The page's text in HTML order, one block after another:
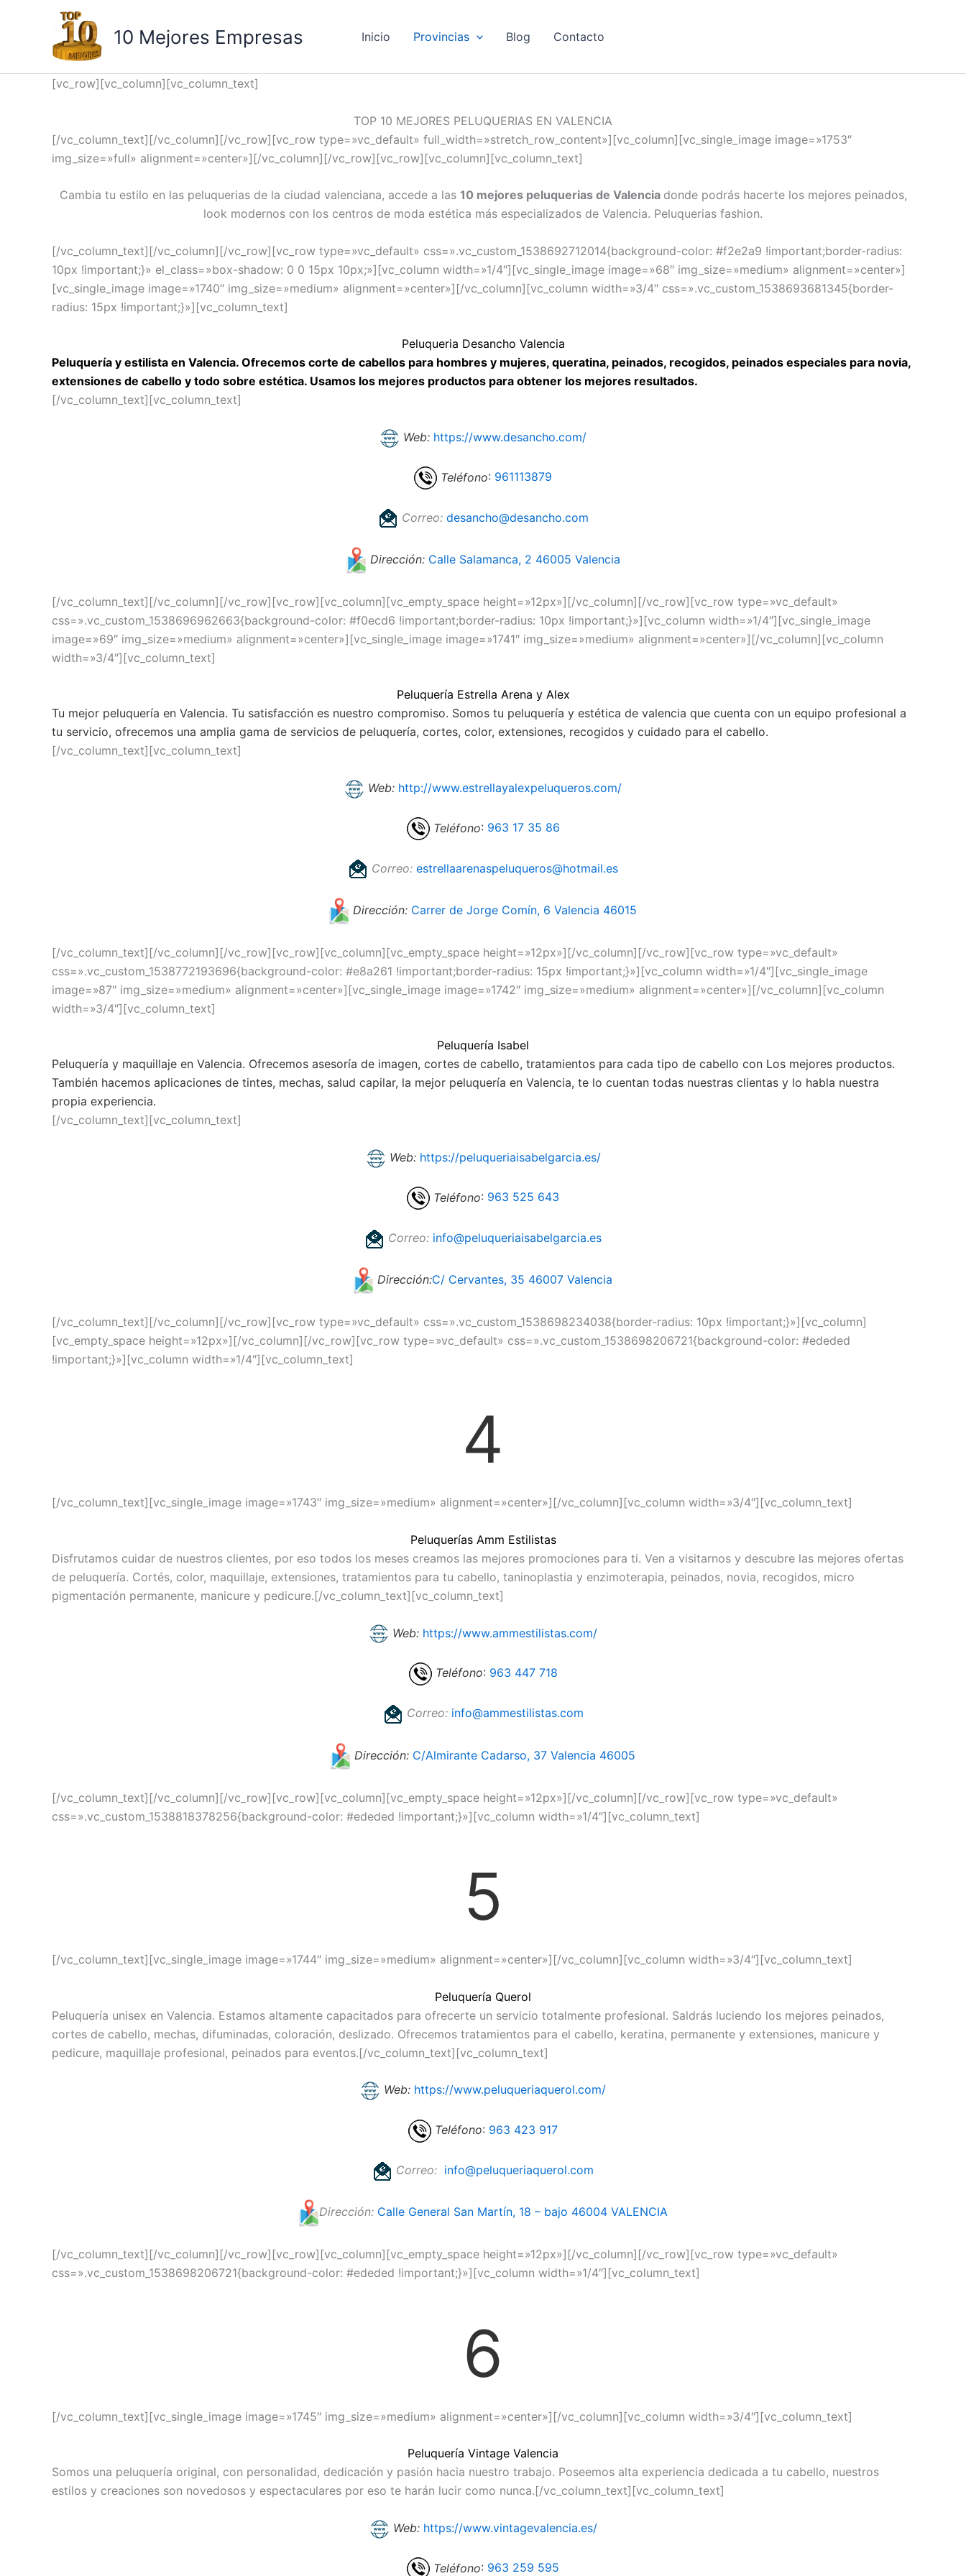
contenido
10 Mejores Empresas Inicio Provincias Blog Contacto
[vc_row][vc_column][vc_column_text]
TOP 10 MEJORES PELUQUERIAS EN VALENCIA
[/vc_column_text][/vc_column][/vc_row][vc_row type=»vc_default» full_width=»stretch_row_content»][vc_column][vc_single_image image=»1753″
img_size=»full» alignment=»center»][/vc_column][/vc_row][vc_row][vc_column][vc_column_text]
Cambia tu estilo en las peluquerias de la ciudad valenciana, accede a las 10 mejores peluquerias de Valencia donde podrás hacerte los mejores peinados,
look modernos con los centros de moda estética más especializados de Valencia. Peluquerias fashion.
[/vc_column_text][/vc_column][/vc_row][vc_row type=»vc_default» css=».vc_custom_1538692712014{background-color: #f2e2a9 !important;border-radius:
10px !important;}» el_class=»box-shadow: 0 0 15px 10px;»][vc_column width=»1/4″][vc_single_image image=»68″ img_size=»medium» alignment=»center»]
[vc_single_image image=»1740″ img_size=»medium» alignment=»center»][/vc_column][vc_column width=»3/4″ css=».vc_custom_1538693681345{border-
radius: 15px !important;}»][vc_column_text]
Peluqueria Desancho Valencia
Peluquería y estilista en Valencia. Ofrecemos corte de cabellos para hombres y mujeres, queratina, peinados, recogidos, peinados especiales para novia,
extensiones de cabello y todo sobre estética. Usamos los mejores productos para obtener los mejores resultados.
[/vc_column_text][vc_column_text]
Web: https://www.desancho.com/
Teléfono: 961113879
Correo: desancho@desancho.com
Dirección: Calle Salamanca, 2 46005 Valencia
[/vc_column_text][/vc_column][/vc_row][vc_row][vc_column][vc_empty_space height=»12px»][/vc_column][/vc_row][vc_row type=»vc_default»
css=».vc_custom_1538696962663{background-color: #f0ecd6 !important;border-radius: 10px !important;}»][vc_column width=»1/4″][vc_single_image
image=»69″ img_size=»medium» alignment=»center»][vc_single_image image=»1741″ img_size=»medium» alignment=»center»][/vc_column][vc_column
width=»3/4″][vc_column_text]
Peluquería Estrella Arena y Alex
Tu mejor peluquería en Valencia. Tu satisfacción es nuestro compromiso. Somos tu peluquería y estética de valencia que cuenta con un equipo profesional a
tu servicio, ofrecemos una amplia gama de servicios de peluquería, cortes, color, extensiones, recogidos y cuidado para el cabello.
[/vc_column_text][vc_column_text]
Web: http://www.estrellayalexpeluqueros.com/
Teléfono: 963 17 35 86
Correo: estrellaarenaspeluqueros@hotmail.es
Dirección: Carrer de Jorge Comín, 6 Valencia 46015
[/vc_column_text][/vc_column][/vc_row][vc_row][vc_column][vc_empty_space height=»12px»][/vc_column][/vc_row][vc_row type=»vc_default»
css=».vc_custom_1538772193696{background-color: #e8a261 !important;border-radius: 15px !important;}»][vc_column width=»1/4″][vc_single_image
image=»87″ img_size=»medium» alignment=»center»][vc_single_image image=»1742″ img_size=»medium» alignment=»center»][/vc_column][vc_column
width=»3/4″][vc_column_text]
Peluquería Isabel
Peluquería y maquillaje en Valencia. Ofrecemos asesoría de imagen, cortes de cabello, tratamientos para cada tipo de cabello con Los mejores productos.
También hacemos aplicaciones de tintes, mechas, salud capilar, la mejor peluquería en Valencia, te lo cuentan todas nuestras clientas y lo habla nuestra
propia experiencia.
[/vc_column_text][vc_column_text]
Web: https://peluqueriaisabelgarcia.es/
Teléfono: 963 525 643
Correo: info@peluqueriaisabelgarcia.es
Dirección:C/ Cervantes, 35 46007 Valencia
[/vc_column_text][/vc_column][/vc_row][vc_row type=»vc_default» css=».vc_custom_1538698234038{border-radius: 10px !important;}»][vc_column]
[vc_empty_space height=»12px»][/vc_column][/vc_row][vc_row type=»vc_default» css=».vc_custom_1538698206721{background-color: #ededed
!important;}»][vc_column width=»1/4″][vc_column_text]
4
[/vc_column_text][vc_single_image image=»1743″ img_size=»medium» alignment=»center»][/vc_column][vc_column width=»3/4″][vc_column_text]
Peluquerías Amm Estilistas
Disfrutamos cuidar de nuestros clientes, por eso todos los meses creamos las mejores promociones para ti. Ven a visitarnos y descubre las mejores ofertas
de peluquería. Cortés, color, maquillaje, extensiones, tratamientos para tu cabello, taninoplastia y enzimoterapia, peinados, novia, recogidos, micro
pigmentación permanente, manicure y pedicure.[/vc_column_text][vc_column_text]
Web: https://www.ammestilistas.com/
Teléfono: 963 447 718
Correo: info@ammestilistas.com
Dirección: C/Almirante Cadarso, 37 Valencia 46005
[/vc_column_text][/vc_column][/vc_row][vc_row][vc_column][vc_empty_space height=»12px»][/vc_column][/vc_row][vc_row type=»vc_default»
css=».vc_custom_1538818378256{background-color: #ededed !important;}»][vc_column width=»1/4″][vc_column_text]
5
[/vc_column_text][vc_single_image image=»1744″ img_size=»medium» alignment=»center»][/vc_column][vc_column width=»3/4″][vc_column_text]
Peluquería Querol
Peluquería unisex en Valencia. Estamos altamente capacitados para ofrecerte un servicio totalmente profesional. Saldrás luciendo los mejores peinados,
cortes de cabello, mechas, difuminadas, coloración, deslizado. Ofrecemos tratamientos para el cabello, keratina, permanente y extensiones, manicure y
pedicure, maquillaje profesional, peinados para eventos.[/vc_column_text][vc_column_text]
Web: https://www.peluqueriaquerol.com/
Teléfono: 963 423 917
Correo: info@peluqueriaquerol.com
Dirección: Calle General San Martín, 18 – bajo 46004 VALENCIA
[/vc_column_text][/vc_column][/vc_row][vc_row][vc_column][vc_empty_space height=»12px»][/vc_column][/vc_row][vc_row type=»vc_default»
css=».vc_custom_1538698206721{background-color: #ededed !important;}»][vc_column width=»1/4″][vc_column_text]
6
[/vc_column_text][vc_single_image image=»1745″ img_size=»medium» alignment=»center»][/vc_column][vc_column width=»3/4″][vc_column_text]
Peluquería Vintage Valencia
Somos una peluquería original, con personalidad, dedicación y pasión hacia nuestro trabajo. Poseemos alta experiencia dedicada a tu cabello, nuestros
estilos y creaciones son novedosos y espectaculares por eso te harán lucir como nunca.[/vc_column_text][vc_column_text]
Web: https://www.vintagevalencia.es/
Teléfono: 963 259 595